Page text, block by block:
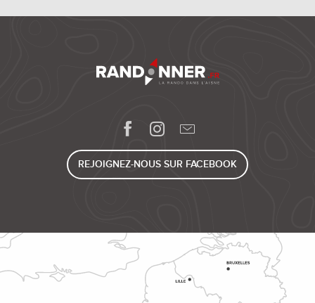
REJOIGNEZ-NOUS SUR FACEBOOK